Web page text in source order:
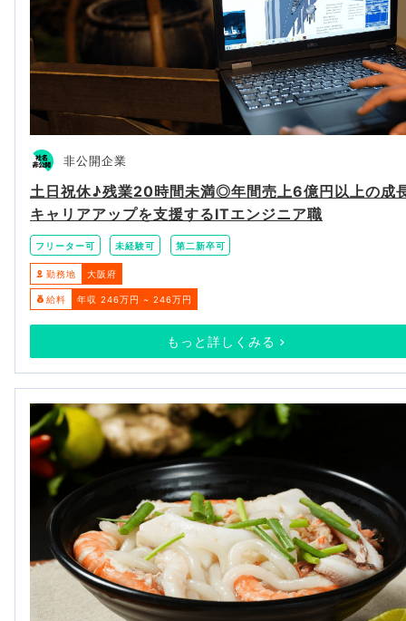
非公開企業
土日祝休♪残業20時間未満◎年間売上6億円以上の成
キャリアアップを支援するITエンジニア職
フリーター可 未経験可 第二新卒可
勤務地 大阪府
給料 年収 246万円 ~ 246万円
もっと詳しくみる